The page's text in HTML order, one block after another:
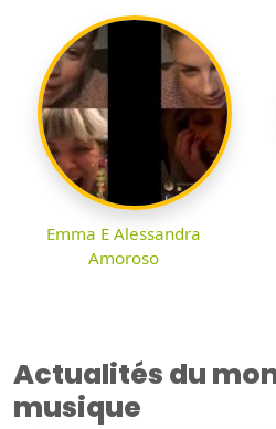
Emma E Alessandra
Amoroso
Actualités du
musique